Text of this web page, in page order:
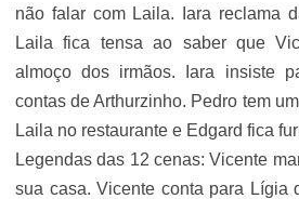
não falar com Laila. Iara reclama
Laila fica tensa ao saber que
almoço dos irmãos. Iara insiste
contas de Arthurzinho. Pedro tem
Laila no restaurante e Edgard fica
Legendas das 12 cenas: Vicente
sua casa. Vicente conta para Lígia